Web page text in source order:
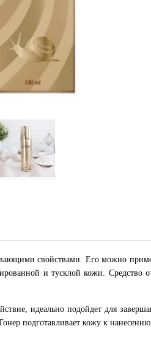
свойствами. Его можно
и тусклой кожи. Средство
идеально подойдет для
подготавливает кожу к